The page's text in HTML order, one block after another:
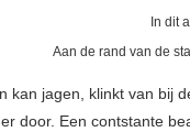
In dit
Aan de rand van de
kan jagen, klinkt van bij
door. Een contstante